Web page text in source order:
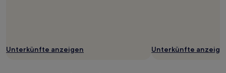
Unterkünfte anzeigen Unterkünfte